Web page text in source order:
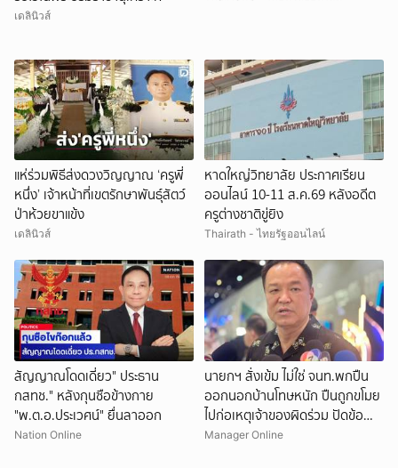
เดลินิวส์
แห่ร่วมพิธีส่งดวงวิญญาณ ‘ครูพี่
หนึ่ง’ เจ้าหน้าที่เขตรักษาพันธุ์สัตว์
ป่าห้วยขาแข้ง
เดลินิวส์
หาดใหญ่วิทยาลัย ประกาศเรียน
ออนไลน์ 10-11 ส.ค.69 หลังอดีต
ครูต่างชาติขู่ยิง
Thairath - ไทยรัฐออนไลน์
สัญญาณโดดเดี่ยว" ประธาน
กสทช." หลังกุนซือข้างกาย
"พ.ต.อ.ประเวศน์" ยื่นลาออก
Nation Online
นายกฯ สั่งเข้ม ไม่ใช่ จนท.พกปืน
ออกนอกบ้านโทษหนัก ปืนถูกขโมย
ไปก่อเหตุเจ้าของผิดร่วม ปัดข้อ
เสนอให้ครูพกปืน
Manager Online